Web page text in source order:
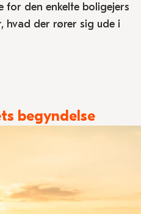
for den enkelte boligejers
hvad der rører sig ude i
begyndelse